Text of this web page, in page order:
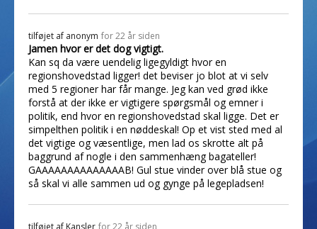
tilføjet af anonym for 22 år siden
Jamen hvor er det dog vigtigt.
Kan sq da være uendelig ligegyldigt hvor en
regionshovedstad ligger! det beviser jo blot at vi selv
med 5 regioner har får mange. Jeg kan ved grød ikke
forstå at der ikke er vigtigere spørgsmål og emner i
politik, end hvor en regionshovedstad skal ligge. Det er
simpelthen politik i en nøddeskal! Op et vist sted med al
det vigtige og væsentlige, men lad os skrotte alt på
baggrund af nogle i den sammenhæng bagateller!
GAAAAAAAAAAAAAAB! Gul stue vinder over blå stue og
så skal vi alle sammen ud og gynge på legepladsen!
tilføjet af Kansler for 22 år siden